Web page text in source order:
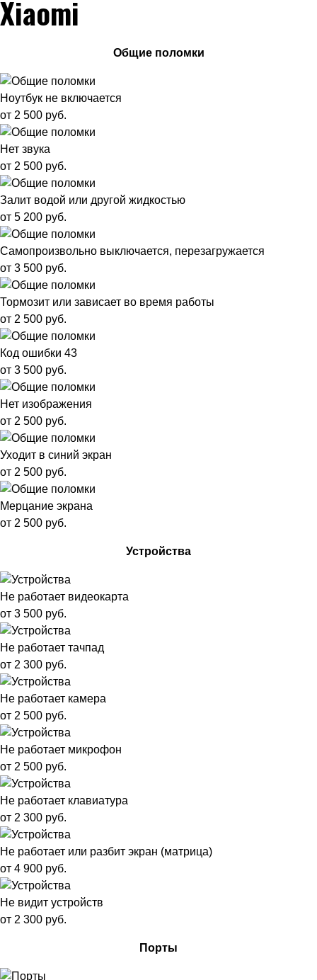
Xiaomi
Общие поломки
Ноутбук не включается
от 2 500 руб.
Нет звука
от 2 500 руб.
Залит водой или другой жидкостью
от 5 200 руб.
Самопроизвольно выключается, перезагружается
от 3 500 руб.
Тормозит или зависает во время работы
от 2 500 руб.
Код ошибки 43
от 3 500 руб.
Нет изображения
от 2 500 руб.
Уходит в синий экран
от 2 500 руб.
Мерцание экрана
от 2 500 руб.
Устройства
Не работает видеокарта
от 3 500 руб.
Не работает тачпад
от 2 300 руб.
Не работает камера
от 2 500 руб.
Не работает микрофон
от 2 500 руб.
Не работает клавиатура
от 2 300 руб.
Не работает или разбит экран (матрица)
от 4 900 руб.
Не видит устройств
от 2 300 руб.
Порты